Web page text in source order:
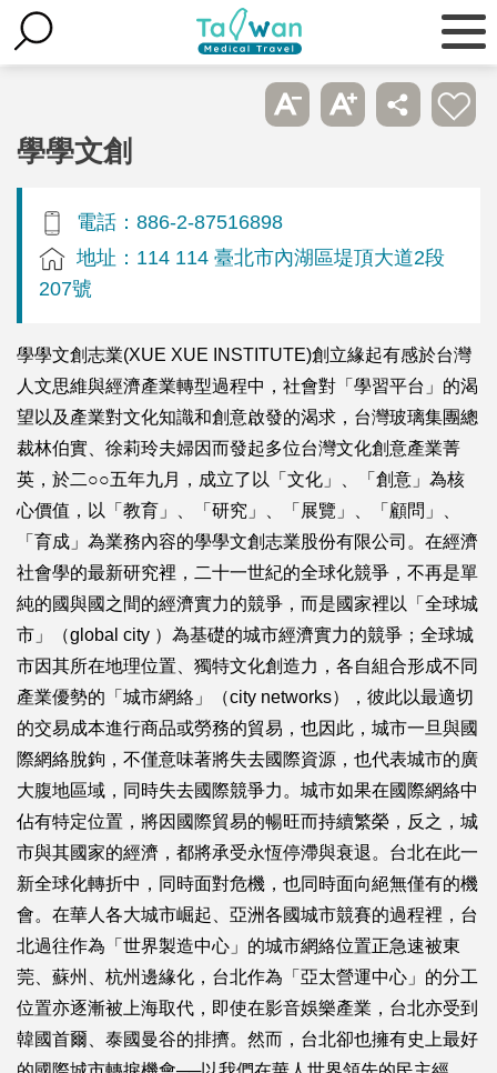
學學文創
電話：886-2-87516898
地址：114 114 臺北市內湖區堤頂大道2段
207號
學學文創志業(XUE XUE INSTITUTE)創立緣起有感於台灣
人文思維與經濟產業轉型過程中，社會對「學習平台」的渴
望以及產業對文化知識和創意啟發的渴求，台灣玻璃集團總
裁林伯實、徐莉玲夫婦因而發起多位台灣文化創意產業菁
英，於二○○五年九月，成立了以「文化」、「創意」為核
心價值，以「教育」、「研究」、「展覽」、「顧問」、
「育成」為業務內容的學學文創志業股份有限公司。在經濟
社會學的最新研究裡，二十一世紀的全球化競爭，不再是單
純的國與國之間的經濟實力的競爭，而是國家裡以「全球城
市」（global city ）為基礎的城市經濟實力的競爭；全球城
市因其所在地理位置、獨特文化創造力，各自組合形成不同
產業優勢的「城市網絡」（city networks），彼此以最適切
的交易成本進行商品或勞務的貿易，也因此，城市一旦與國
際網絡脫鉤，不僅意味著將失去國際資源，也代表城市的廣
大腹地區域，同時失去國際競爭力。城市如果在國際網絡中
佔有特定位置，將因國際貿易的暢旺而持續繁榮，反之，城
市與其國家的經濟，都將承受永恆停滯與衰退。台北在此一
新全球化轉折中，同時面對危機，也同時面向絕無僅有的機
會。在華人各大城市崛起、亞洲各國城市競賽的過程裡，台
北過往作為「世界製造中心」的城市網絡位置正急速被東
莞、蘇州、杭州邊緣化，台北作為「亞太營運中心」的分工
位置亦逐漸被上海取代，即使在影音娛樂產業，台北亦受到
韓國首爾、泰國曼谷的排擠。然而，台北卻也擁有史上最好